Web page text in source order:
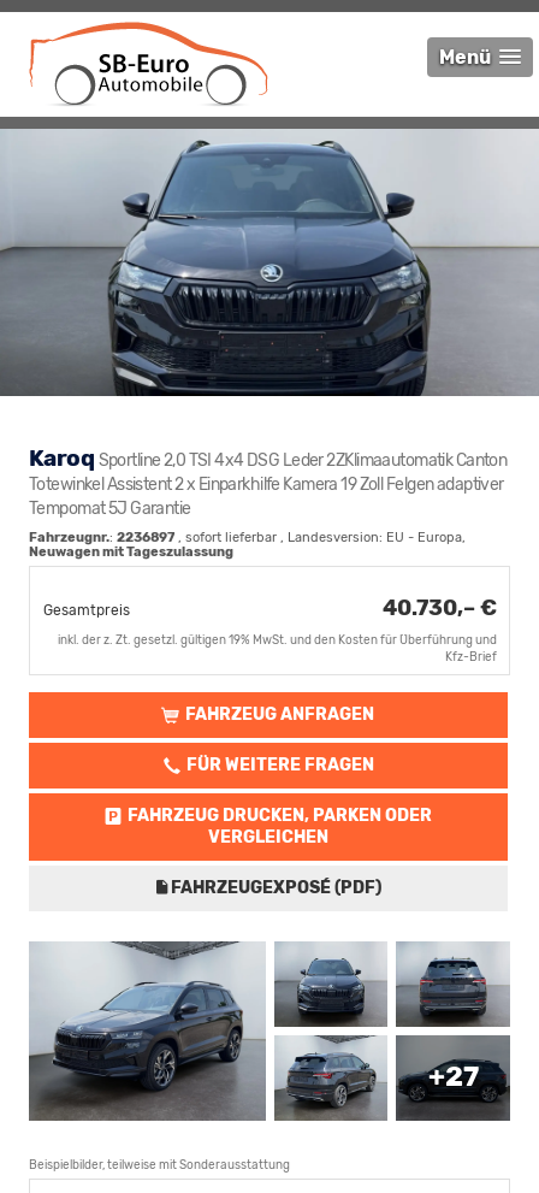
Menü
Karoq Sportline 2,0 TSI 4x4 DSG Leder 2ZKlimaautomatik Canton
Totewinkel Assistent 2 x Einparkhilfe Kamera 19 Zoll Felgen adaptiver
Tempomat 5J Garantie
Fahrzeugnr.: 2236897 , sofort lieferbar , Landesversion: EU - Europa,
Neuwagen mit Tageszulassung
Gesamtpreis 40.730,– €
inkl. der z. Zt. gesetzl. gültigen 19% MwSt. und den Kosten für Überführung und
Kfz-Brief
FAHRZEUG ANFRAGEN
FÜR WEITERE FRAGEN
FAHRZEUG DRUCKEN, PARKEN ODER
VERGLEICHEN
FAHRZEUGEXPOSÉ (PDF)
+27
Beispielbilder, teilweise mit Sonderausstattung